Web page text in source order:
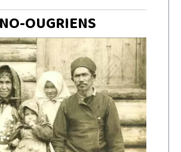
OUGRIENS